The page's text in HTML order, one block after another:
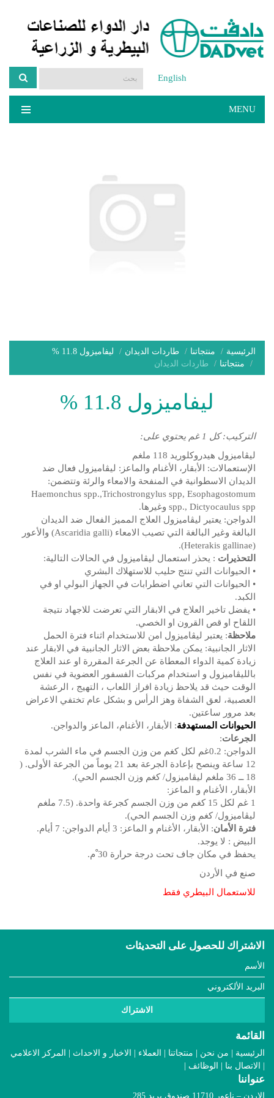
English
MENU
الرئيسية منتجاتنا طاردات الديدان
ليفاميزول 11.8 %
منتجاتنا
طاردات الديدان
ليفاميزول 11.8 %
التركيب: كل 1 غم يحتوي على:
ليڤاميزول هيدروكلوريد 118 ملغم
الإستعمالات: الأبقار، الأغنام والماعز: ليڤاميزول فعال ضد
الديدان الاسطوانية في المنفحة والامعاء والرئة وتتضمن:
Haemonchus spp.,Trichostrongylus spp, Esophagostomum
spp., Dictyocaulus spp وغيرها.
الدواجن: يعتير ليڤاميزول العلاج المميز الفعال ضد الديدان
البالغة وغير البالغة التي تصيب الامعاء (Ascaridia galli) والأعور
(Heterakis gallinae).
التحذيرات : يحذر استعمال ليڤاميزول في الحالات التالية:
• الحيوانات التي تنتج حليب للاستهلاك البشري
• الحيوانات التي تعاني اضطرابات في الجهاز البولي او في
الكبد.
• يفضل تاخير العلاج في الابقار التي تعرضت للاجهاد نتيجة
اللقاح او قص القرون او الخصي.
ملاحظة: يعتبر ليڤاميزول امن للاستخدام اثناء فترة الحمل
الاثار الجانبية: يمكن ملاحظة بعض الاثار الجانبية في الابقار عند
زيادة كمية الدواء المعطاة عن الجرعة المقررة او عند العلاج
بالليڤاميزول و استخدام مركبات الفسفور العضوية في نفس
الوقت حيث قد يلاحظ زيادة افراز اللعاب ، التهيج ، الرعشة
العصبية، لعق الشفاة وهز الرأس و بشكل عام تختفي الاعراض
بعد مرور ساعتين.
الحيوانات المستهدفة: الأبقار، الأغنام، الماعز والدواجن.
الجرعات:
الدواجن: 0.2غم لكل كغم من وزن الجسم في ماء الشرب لمدة
12 ساعة وينصح بإعادة الجرعة بعد 21 يوماً من الجرعة الأولى. (
18 ــ 36 ملغم ليڤاميزول/ كغم وزن الجسم الحي).
الأبقار، الأغنام و الماعز:
1 غم لكل 15 كغم من وزن الجسم كجرعة واحدة. (7.5 ملغم
ليڤاميزول/ كغم وزن الجسم الحي).
فترة الأمان
: الأبقار، الأغنام و الماعز: 3 أيام الدواجن: 7 أيام.
البيض : لا يوجد.
يحفظ في مكان جاف تحت درجة حرارة 30 ْم.
صنع في الأردن
للاستعمال البيطري فقط
الاشتراك للحصول على التحديثات
القائمة
الرئيسية | من نحن | منتجاتنا | العملاء | الاخبار و الاحداث | المركز الاعلامي
| الاتصال بنا | الوظائف |
عنواننا
الاردن – ناعور 11710 صندوق بريد 285